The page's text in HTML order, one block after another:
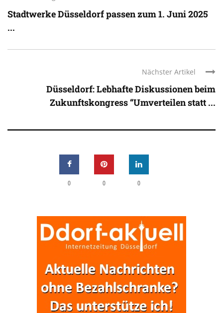
Stadtwerke Düsseldorf passen zum 1. Juni 2025
...
Nächster Artikel
Düsseldorf: Lebhafte Diskussionen beim
Zukunftskongress “Umverteilen statt ...
0 0 0